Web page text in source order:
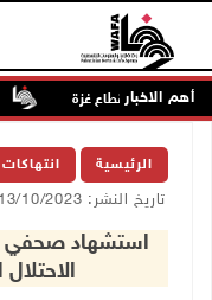
أهم الاخبار
الرئيسية
تاريخ النشر: 13/10/2023 06:43 م